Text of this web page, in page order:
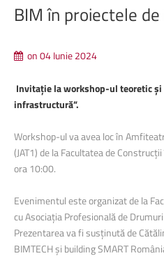
BIM în proiectele de
on 04 Iunie 2024
Invitație la workshop-ul teoretic
infrastructură”.
Workshop-ul va avea loc în
(JAT1) de la Facultatea de
ora 10:00.
Evenimentul este organizat de la
cu Asociația Profesională de
Prezentarea va fi susținută de
BIMTECH și building SMART